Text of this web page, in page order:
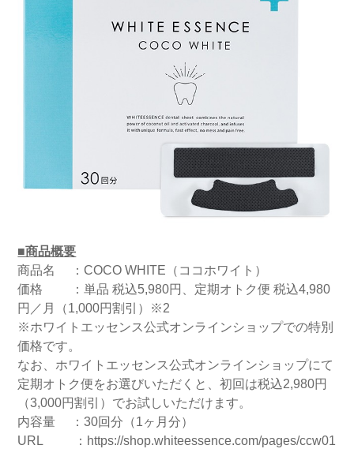
■商品概要
商品名 ：COCO WHITE（ココホワイト）
価格 ：単品 税込5,980円、定期オトク便 税込4,980
円／月（1,000円割引）※2
※ホワイトエッセンス公式オンラインショップでの特別
価格です。
なお、ホワイトエッセンス公式オンラインショップにて
定期オトク便をお選びいただくと、初回は税込2,980円
（3,000円割引）でお試しいただけます。
内容量 ：30回分（1ヶ月分）
URL ： https://shop.whiteessence.com/pages/ccw01